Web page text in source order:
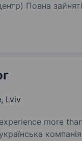
Повна
команда, що
, Lviv
more